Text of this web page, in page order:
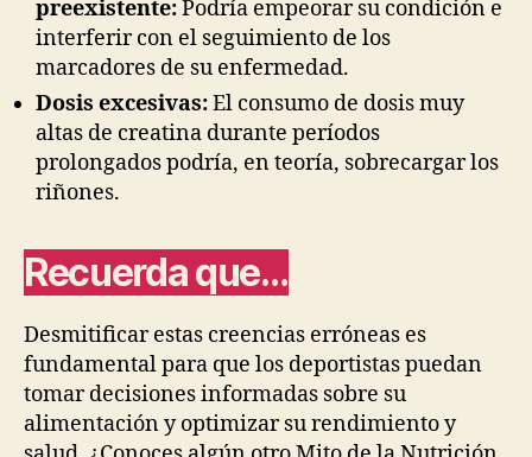
preexistente:Podría empeorar su condición e
interferir con el seguimiento de los
marcadores de su enfermedad.
Dosis excesivas:El consumo de dosis muy
altas de creatina durante períodos
prolongados podría, en teoría, sobrecargar los
riñones.
Recuerda que…
Desmitificar estas creencias erróneas es
fundamental para que los deportistas puedan
tomar decisiones informadas sobre su
alimentación y optimizar su rendimiento y